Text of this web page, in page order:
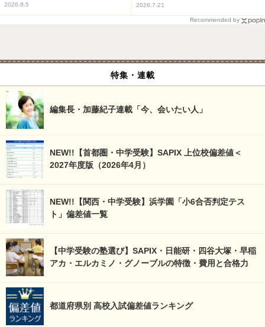
2026.8.5 2026.7.21
Recommended by
特集・連載
編集長・加藤紀子連載「今、会いたい人」
NEW!!【首都圏・中学受験】SAPIX 上位校偏差値＜
2027年度版（2026年4月）
NEW!!【関西・中学受験】浜学園「小6合否判定テス
ト」偏差値一覧
【中学受験の塾選び】SAPIX・日能研・四谷大塚・早稲
アカ・エルカミノ・グノーブルの特徴・費用と合格力
都道府県別 高校入試偏差値ランキング